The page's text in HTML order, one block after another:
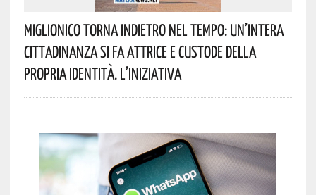
Miglionico Torna Indietro Nel Tempo: Un’intera
Cittadinanza Si Fa Attrice E Custode Della
Propria Identità. L’iniziativa